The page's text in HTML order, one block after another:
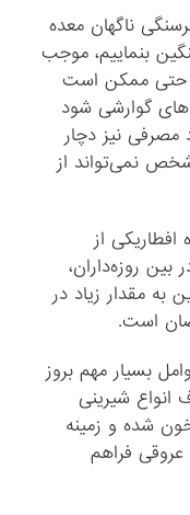
ناگهان معده
بنماییم، موجب
حتی ممکن است
گوارشی شود
نیز دچار
نمی‌تواند از
از
بین روزه‌داران،
به مقدار زیاد در
است.
بسیار مهم بروز
شیرینی
شده و زمینه
عروقی فراهم